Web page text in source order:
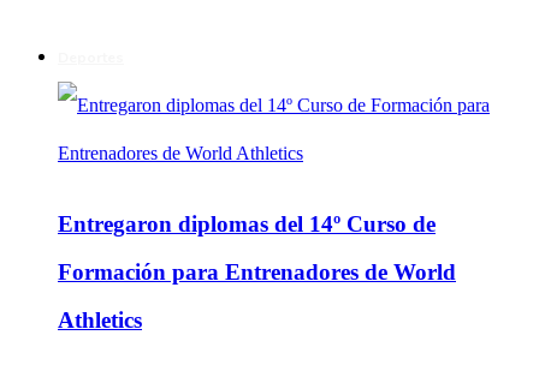
Entregaron diplomas del 14º Curso de
Formación para Entrenadores de World
Athletics